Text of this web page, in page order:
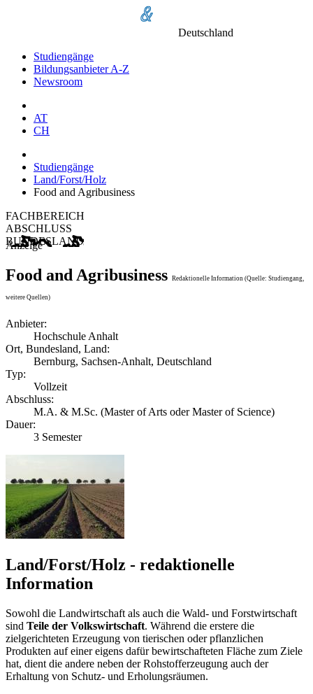
Deutschland
Studiengänge
Bildungsanbieter A-Z
Newsroom
AT
CH
Studiengänge
Land/Forst/Holz
Food and Agribusiness
FACHBEREICH
ABSCHLUSS
BUNDESLAND
Anzeige
Food and Agribusiness Redaktionelle Information (Quelle: Studiengang,
weitere Quellen)
Anbieter:
Hochschule Anhalt
Ort, Bundesland, Land:
Bernburg, Sachsen-Anhalt, Deutschland
Typ:
Vollzeit
Abschluss:
M.A. & M.Sc. (Master of Arts oder Master of Science)
Dauer:
3 Semester
Land/Forst/Holz - redaktionelle
Information
Sowohl die Landwirtschaft als auch die Wald- und Forstwirtschaft
sind Teile der Volkswirtschaft. Während die erstere die
zielgerichteten Erzeugung von tierischen oder pflanzlichen
Produkten auf einer eigens dafür bewirtschafteten Fläche zum Ziele
hat, dient die andere neben der Rohstofferzeugung auch der
Erhaltung von Schutz- und Erholungsräumen.